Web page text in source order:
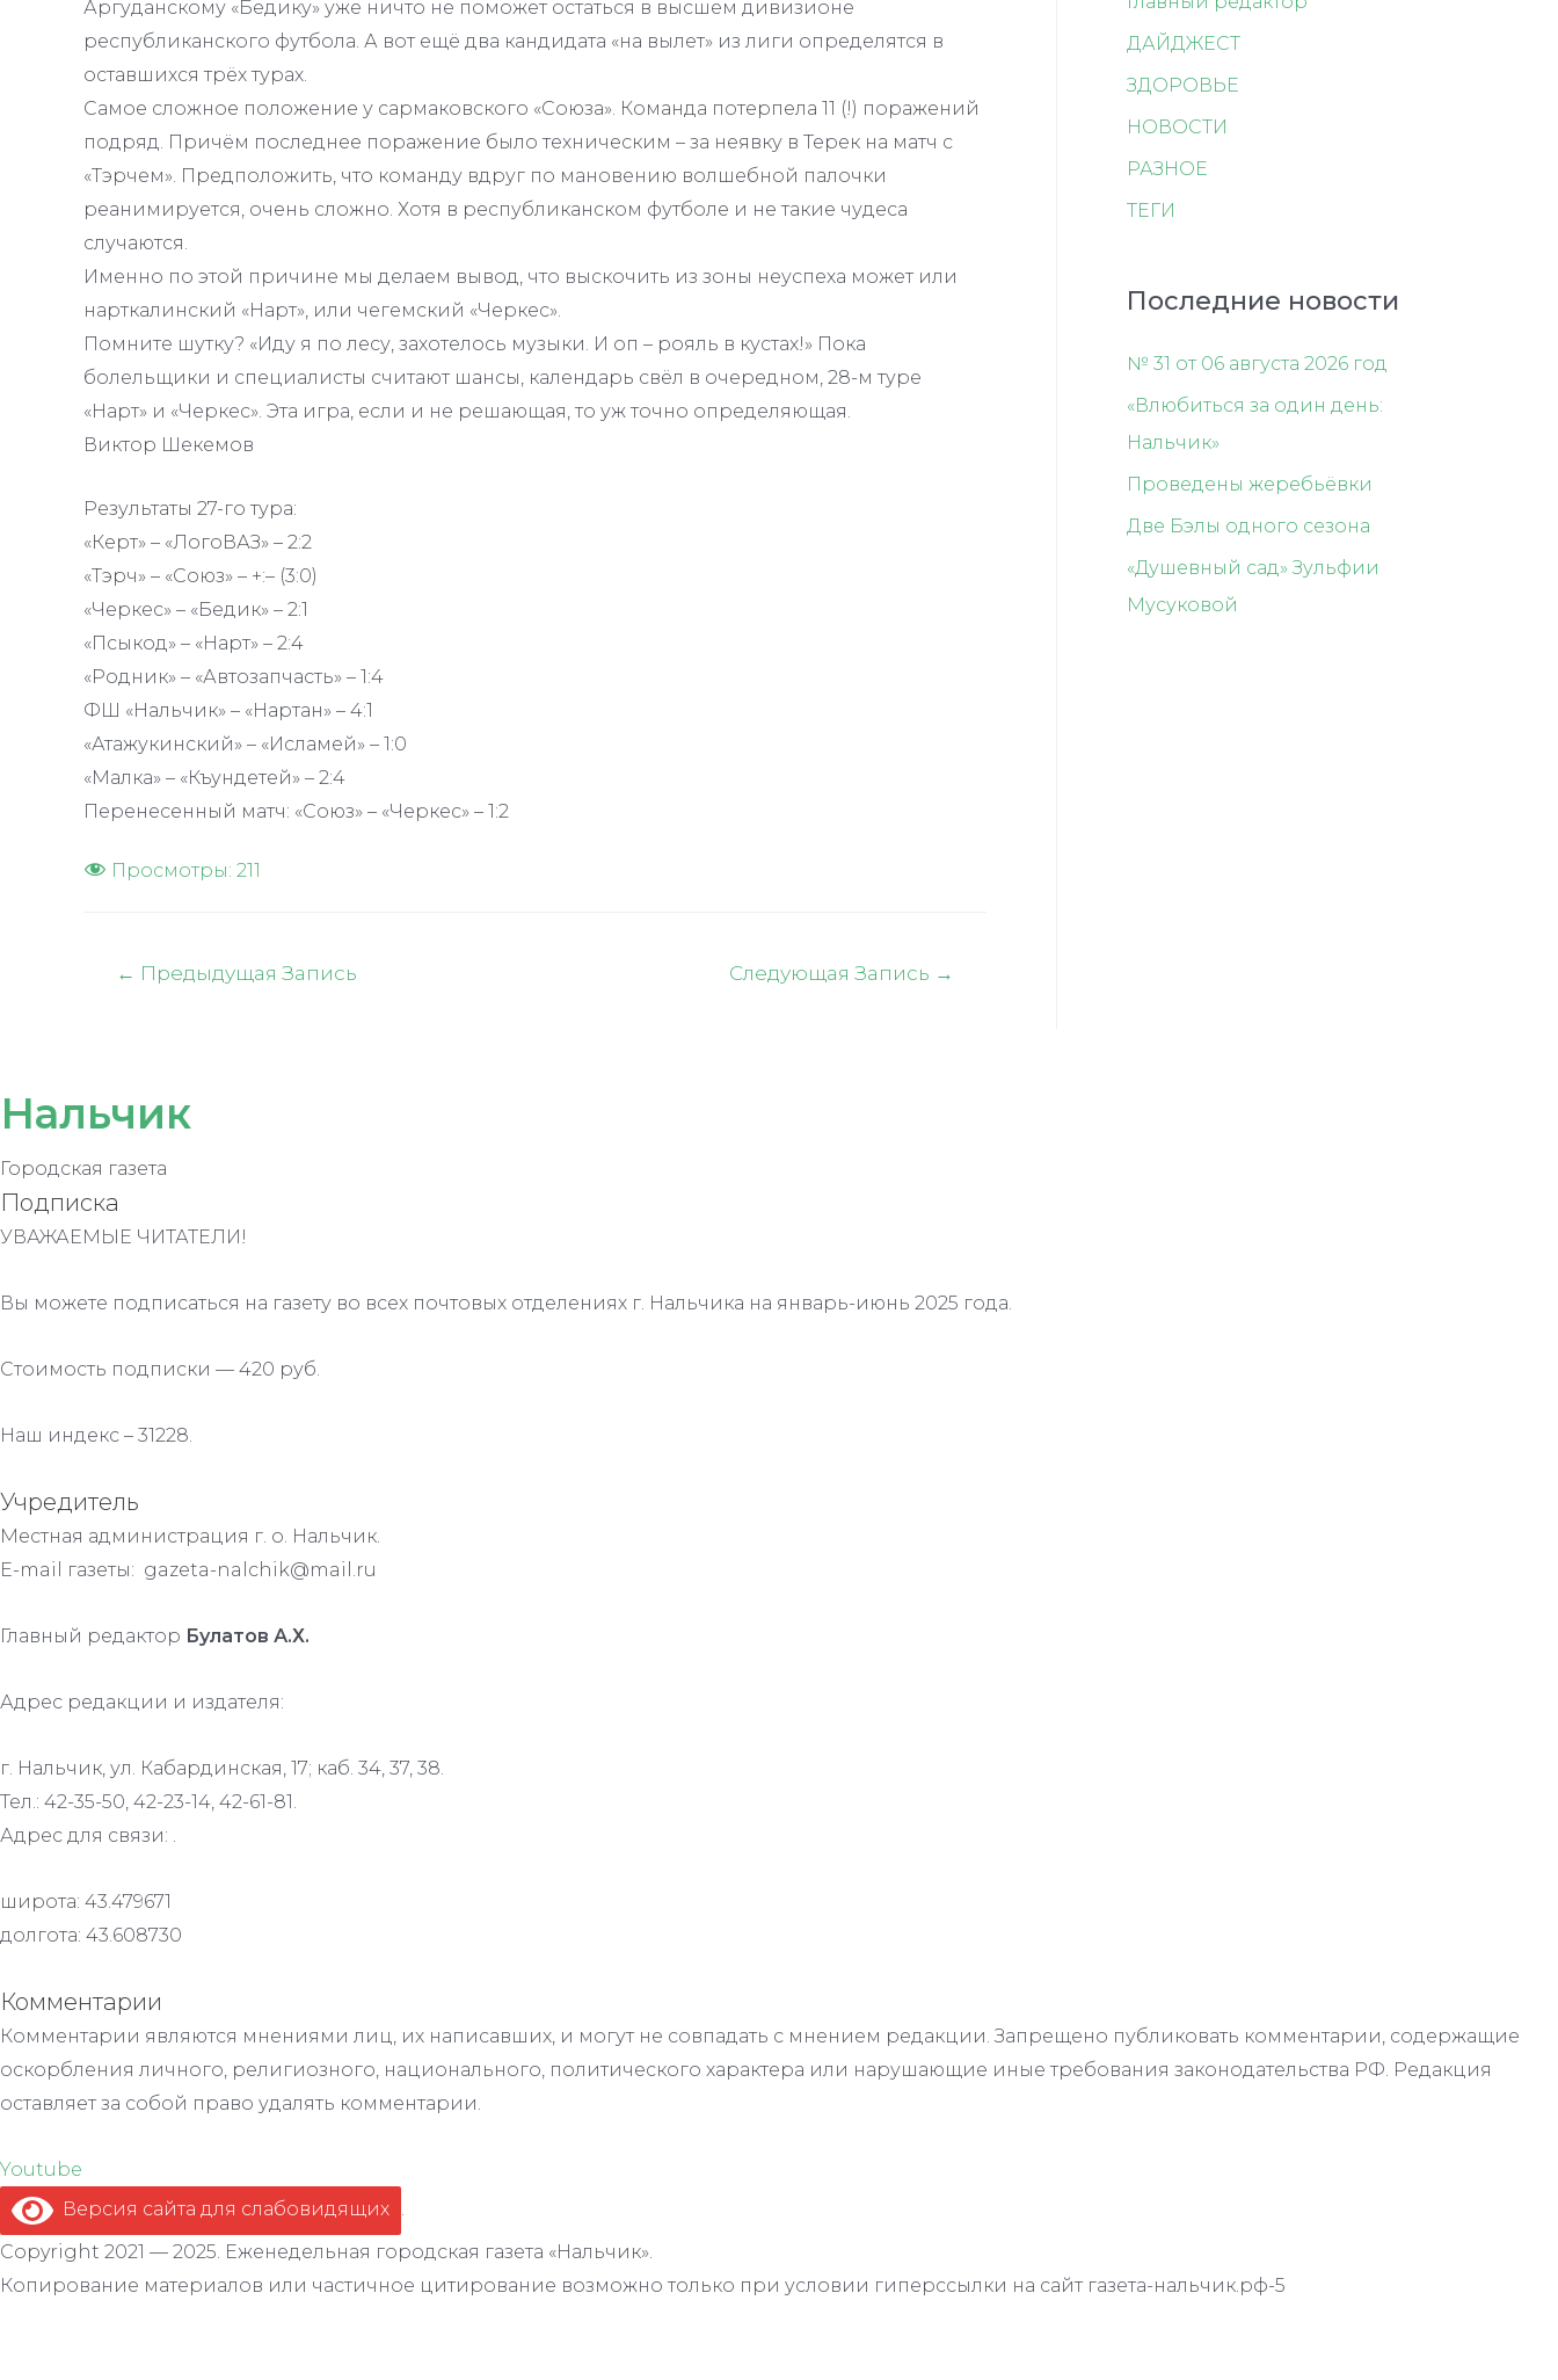
Аргуданскому «Бедику» уже ничто не поможет остаться в высшем дивизионе
республиканского футбола. А вот ещё два кандидата «на вылет» из лиги определятся в
оставшихся трёх турах.
Самое сложное положение у сармаковского «Союза». Команда потерпела 11 (!) поражений
подряд. Причём последнее поражение было техническим – за неявку в Терек на матч с
«Тэрчем». Предположить, что команду вдруг по мановению волшебной палочки
реанимируется, очень сложно. Хотя в республиканском футболе и не такие чудеса
случаются.
Именно по этой причине мы делаем вывод, что выскочить из зоны неуспеха может или
нарткалинский «Нарт», или чегемский «Черкес».
Помните шутку? «Иду я по лесу, захотелось музыки. И оп – рояль в кустах!» Пока
болельщики и специалисты считают шансы, календарь свёл в очередном, 28-м туре
«Нарт» и «Черкес». Эта игра, если и не решающая, то уж точно определяющая.
Виктор Шекемов
Результаты 27-го тура:
«Керт» – «ЛогоВАЗ» – 2:2
«Тэрч» – «Союз» – +:– (3:0)
«Черкес» – «Бедик» – 2:1
«Псыкод» – «Нарт» – 2:4
«Родник» – «Автозапчасть» – 1:4
ФШ «Нальчик» – «Нартан» – 4:1
«Атажукинский» – «Исламей» – 1:0
«Малка» – «Къундетей» – 2:4
Перенесенный матч: «Союз» – «Черкес» – 1:2
Просмотры: 211
Навигация
← Предыдущая Запись Следующая Запись →
ДАЙДЖЕСТ
ЗДОРОВЬЕ
НОВОСТИ
РАЗНОЕ
ТЕГИ
Последние новости
№ 31 от 06 августа 2026 год
«Влюбиться за один день:
Нальчик»
Проведены жеребьёвки
Две Бэлы одного сезона
«Душевный сад» Зульфии
Мусуковой
Нальчик
Городская газета
Подписка
УВАЖАЕМЫЕ ЧИТАТЕЛИ!
Вы можете подписаться на газету во всех почтовых отделениях г. Нальчика на январь-июнь 2025 года.
Стоимость подписки — 420 руб.
Наш индекс – 31228.
Учредитель
Местная администрация г. о. Нальчик.
E-mail газеты: gazeta-nalchik@mail.ru
Главный редактор Булатов А.Х.
Адрес редакции и издателя:
г. Нальчик, ул. Кабардинская, 17; каб. 34, 37, 38.
Тел.: 42-35-50, 42-23-14, 42-61-81.
Адрес для связи: .
широта: 43.479671
долгота: 43.608730
Комментарии
Комментарии являются мнениями лиц, их написавших, и могут не совпадать с мнением редакции. Запрещено публиковать комментарии, содержащие
оскорбления личного, религиозного, национального, политического характера или нарушающие иные требования законодательства РФ. Редакция
оставляет за собой право удалять комментарии.
Youtube
Версия сайта для слабовидящих .
Copyright 2021 — 2025. Еженедельная городская газета «Нальчик».
Копирование материалов или частичное цитирование возможно только при условии гиперссылки на сайт газета-нальчик.рф-5